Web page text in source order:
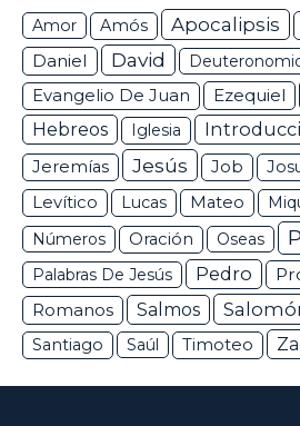
Amor Amós Apocalipsis
Daniel David
Evangelio De Juan Ezequiel
Hebreos
Iglesia
Jeremías Jesús Job
Levítico
Lucas Mateo
Números Oración Oseas
Palabras De Jesús Pedro
Romanos Salmos
Santiago
Saúl Timoteo